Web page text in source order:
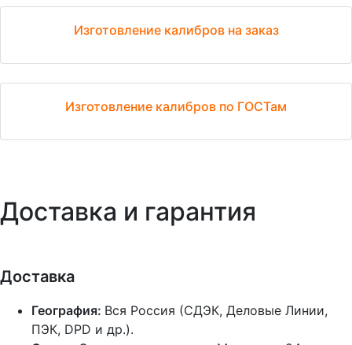
Изготовление калибров на заказ
Изготовление калибров по ГОСТам
Доставка и гарантия
Доставка
География: Вся Россия (СДЭК, Деловые Линии,
ПЭК, DPD и др.).